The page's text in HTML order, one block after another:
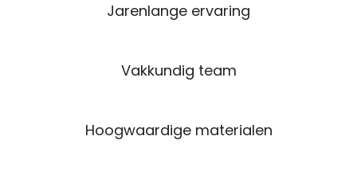
Jarenlange ervaring
Vakkundig team
Hoogwaardige materialen